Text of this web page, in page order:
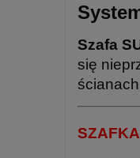
Szafa
się